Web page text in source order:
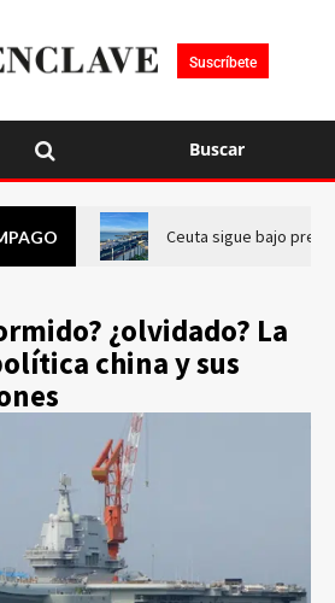
Suscríbete
Buscar
Ceuta sigue bajo
¿olvidado? La
china y sus